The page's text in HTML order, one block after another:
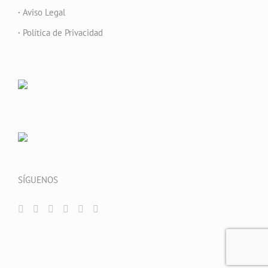
· Aviso Legal
· Política de Privacidad
SÍGUENOS